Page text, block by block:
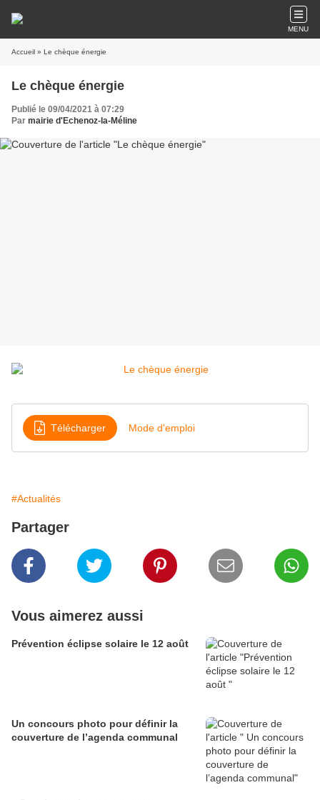
MENU
Accueil » Le chèque énergie
Le chèque énergie
Publié le 09/04/2021 à 07:29
Par mairie d'Echenoz-la-Méline
Télécharger Mode d'emploi
#Actualités
Partager
Vous aimerez aussi
Prévention éclipse solaire le 12 août
Un concours photo pour définir la
couverture de l’agenda communal